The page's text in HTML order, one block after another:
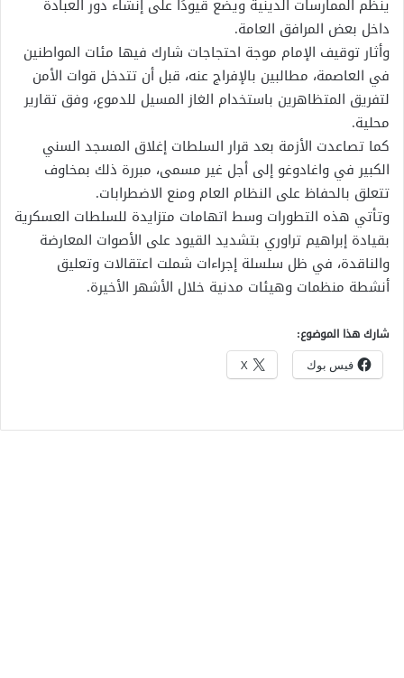
داخل بعض المرافق العامة.
وأثار توقيف الإمام موجة احتجاجات شارك فيها مئات المواطنين
في العاصمة، مطالبين بالإفراج عنه، قبل أن تتدخل قوات الأمن
لتفريق المتظاهرين باستخدام الغاز المسيل للدموع، وفق تقارير
محلية.
كما تصاعدت الأزمة بعد قرار السلطات إغلاق المسجد السني
الكبير في واغادوغو إلى أجل غير مسمى، مبررة ذلك بمخاوف
تتعلق بالحفاظ على النظام العام ومنع الاضطرابات.
وتأتي هذه التطورات وسط اتهامات متزايدة للسلطات العسكرية
بقيادة إبراهيم تراوري بتشديد القيود على الأصوات المعارضة
والناقدة، في ظل سلسلة إجراءات شملت اعتقالات وتعليق
أنشطة منظمات وهيئات مدنية خلال الأشهر الأخيرة.
شارك هذا الموضوع:
فيس بوك X